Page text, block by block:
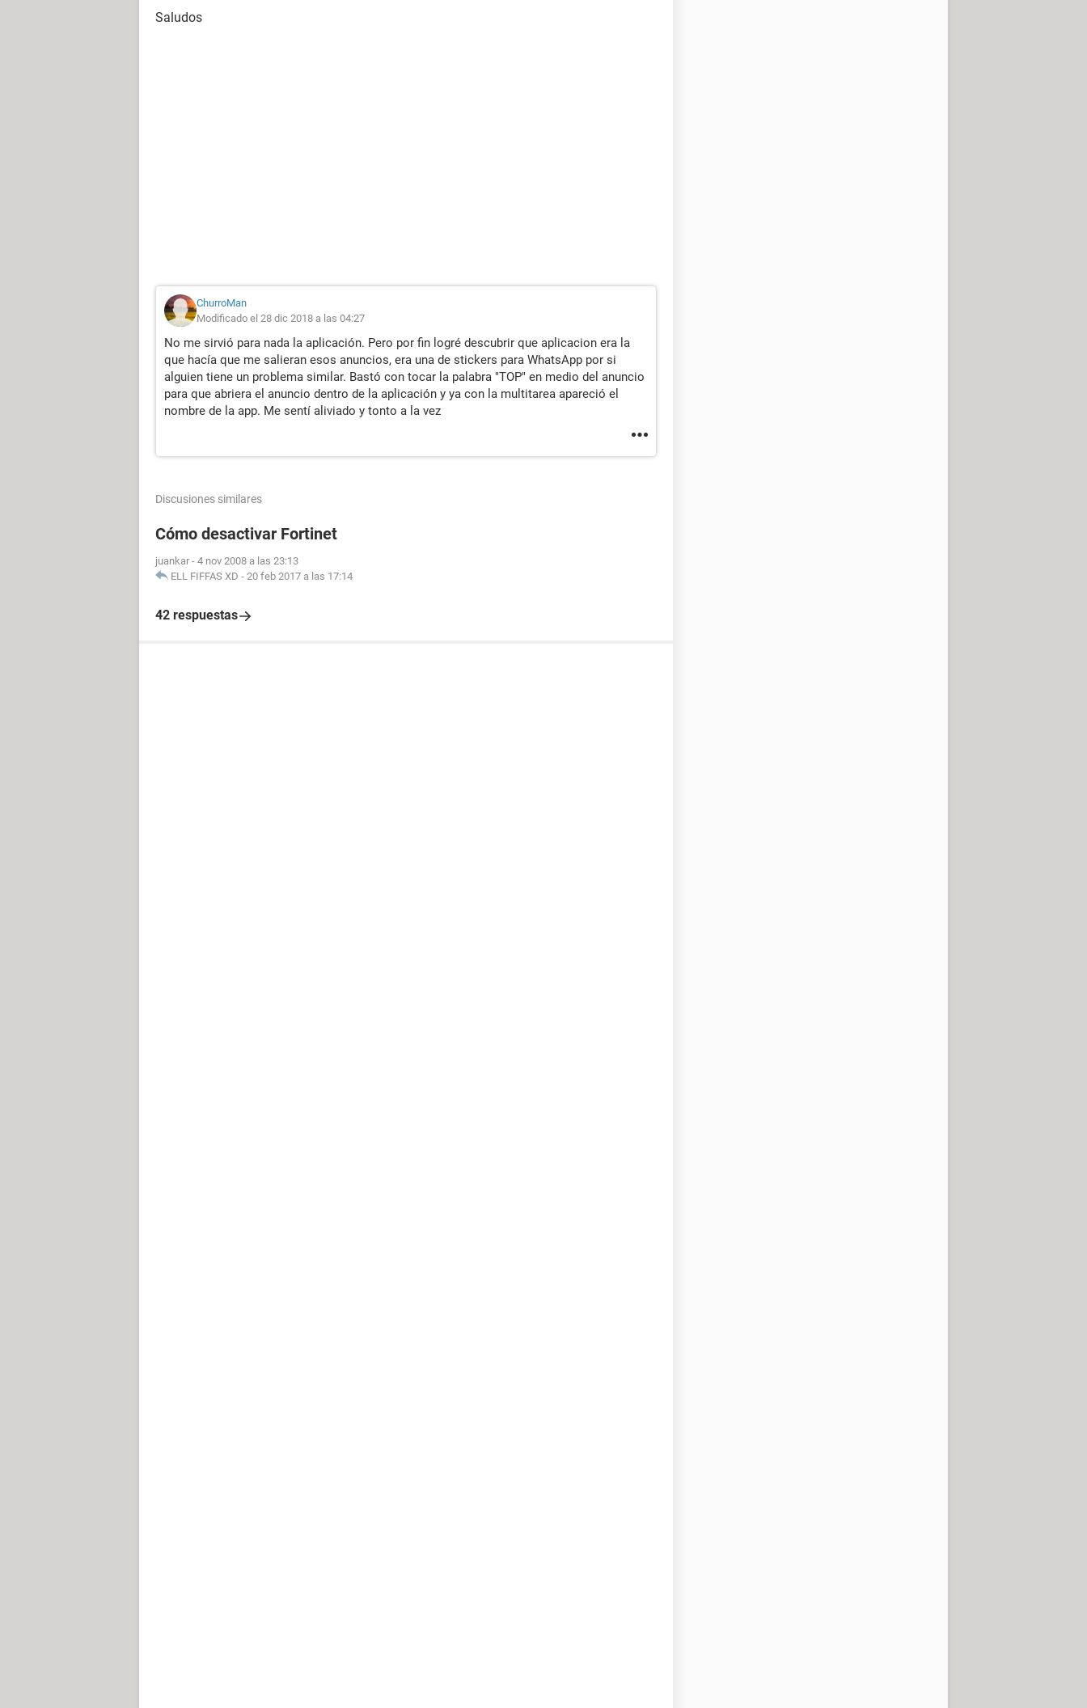
Saludos
ChurroMan
Modificado el 28 dic 2018 a las 04:27
No me sirvió para nada la aplicación. Pero por fin logré descubrir que aplicacion era la
que hacía que me salieran esos anuncios, era una de stickers para WhatsApp por si
alguien tiene un problema similar. Bastó con tocar la palabra "TOP" en medio del anuncio
para que abriera el anuncio dentro de la aplicación y ya con la multitarea apareció el
nombre de la app. Me sentí aliviado y tonto a la vez
Discusiones similares
Cómo desactivar Fortinet
juankar - 4 nov 2008 a las 23:13
ELL FIFFAS XD - 20 feb 2017 a las 17:14
42 respuestas